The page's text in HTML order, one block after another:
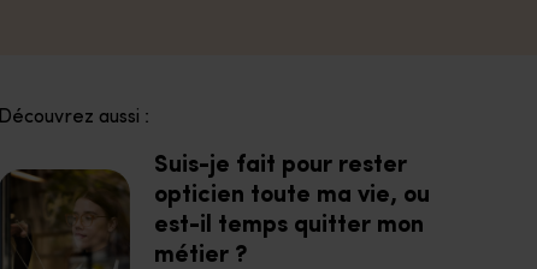
Découvrez aussi :
Suis-je fait pour rester
opticien toute ma vie, ou
est-il temps quitter mon
métier ?